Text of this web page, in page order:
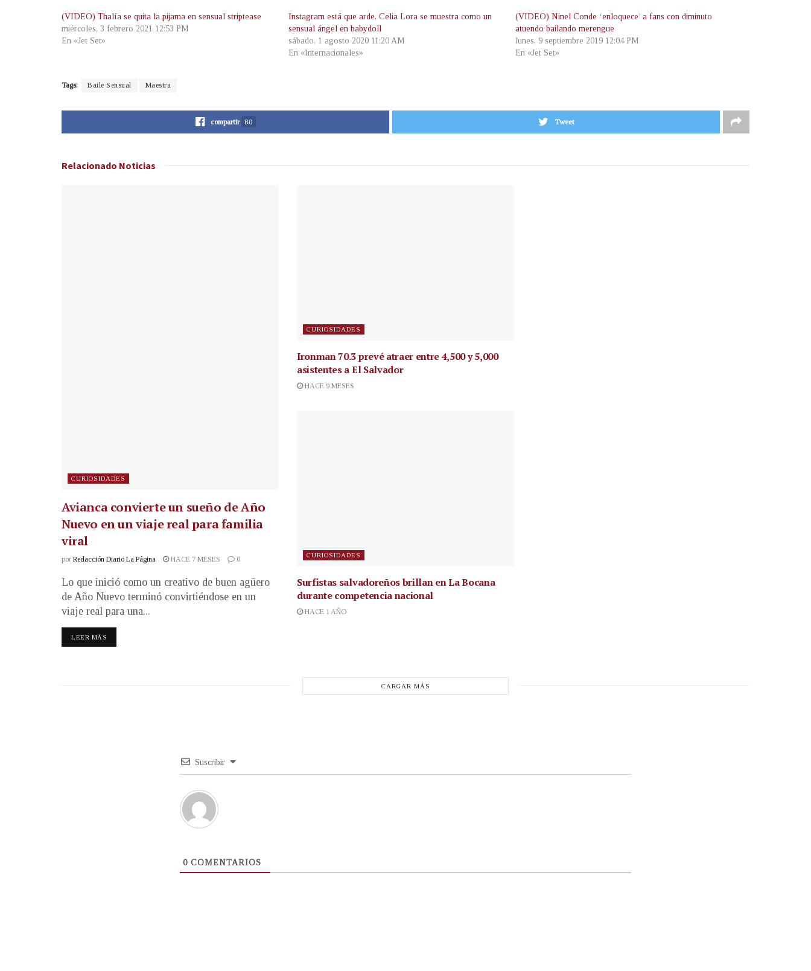
(VIDEO) Thalía se quita la pijama en sensual striptease
miércoles, 3 febrero 2021 12:53 PM
En «Jet Set»
Instagram está que arde, Celia Lora se muestra como un
sensual ángel en babydoll
sábado, 1 agosto 2020 11:20 AM
En «Internacionales»
(VIDEO) Ninel Conde ‘enloquece’ a fans con diminuto
atuendo bailando merengue
lunes, 9 septiembre 2019 12:04 PM
En «Jet Set»
Tags: Baile Sensual Maestra
compartir 80 Tweet
Relacionado Noticias
CURIOSIDADES
Avianca convierte un sueño de Año
Nuevo en un viaje real para familia
viral
por Redacción Diario La Página HACE 7 MESES 0
Lo que inició como un creativo de buen agüero
de Año Nuevo terminó convirtiéndose en un
viaje real para una...
LEER MÁS
CURIOSIDADES
Ironman 70.3 prevé atraer entre 4,500 y 5,000
asistentes a El Salvador
HACE 9 MESES
CURIOSIDADES
Surfistas salvadoreños brillan en La Bocana
durante competencia nacional
HACE 1 AÑO
CARGAR MÁS
Suscribir
0 COMENTARIOS